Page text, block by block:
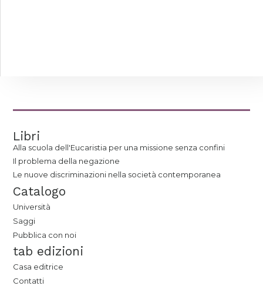
Libri
Alla scuola dell'Eucaristia per una missione senza confini
Il problema della negazione
Le nuove discriminazioni nella società contemporanea
Catalogo
Università
Saggi
Pubblica con noi
tab edizioni
Casa editrice
Contatti